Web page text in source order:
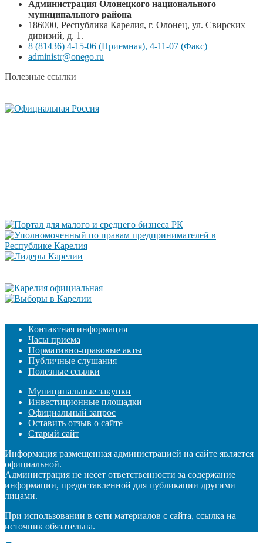
Администрация Олонецкого национального
муниципального района
186000, Республика Карелия, г. Олонец, ул. Свирских
дивизий, д. 1.
8 (81436) 4-15-06 (Приемная), 4-11-07 (Факс)
administr@onego.ru
Полезные ссылки
Контактная информация
Часы приема
Нормативно-правовые акты
Публичные слушания
Полезные ссылки
Муниципальные закупки
Инвестиционные площадки
Официальный запрос
Оставить отзыв о сайте
Старый сайт
Информация размещенная администрацией на сайте является
официальной.
Администрация не несет ответственности за содержание
информации, предоставленной для публикации другими
лицами.
При использовании в сети материалов с сайта, ссылка на
источник обязательна.